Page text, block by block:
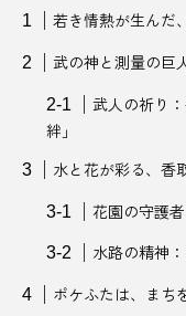
サウナアワード
さくらんぼ王国
サラブレッド
サ飯 サ飯研
ジビエ肉 し
若き情熱が生んだ
武の神と測量の巨
武人の祈り
絆」
水と花が彩る、香
花園の守護
水路の精神
ポケふたは、まち